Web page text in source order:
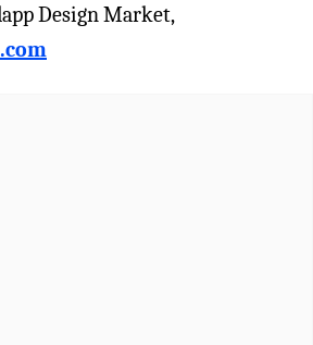
Design Market,